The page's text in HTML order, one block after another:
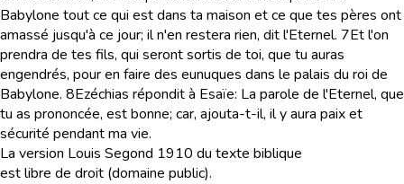
Babylone tout ce qui est dans ta maison et ce que tes pères ont
amassé jusqu'à ce jour; il n'en restera rien, dit l'Eternel. 7Et l'on
prendra de tes fils, qui seront sortis de toi, que tu auras
engendrés, pour en faire des eunuques dans le palais du roi de
Babylone. 8Ezéchias répondit à Esaïe: La parole de l'Eternel, que
tu as prononcée, est bonne; car, ajouta-t-il, il y aura paix et
sécurité pendant ma vie.
La version Louis Segond 1910 du texte biblique
est libre de droit (domaine public).